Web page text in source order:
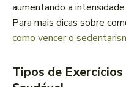
aumentando a
Para mais dicas sobre
como vencer o
Tipos de